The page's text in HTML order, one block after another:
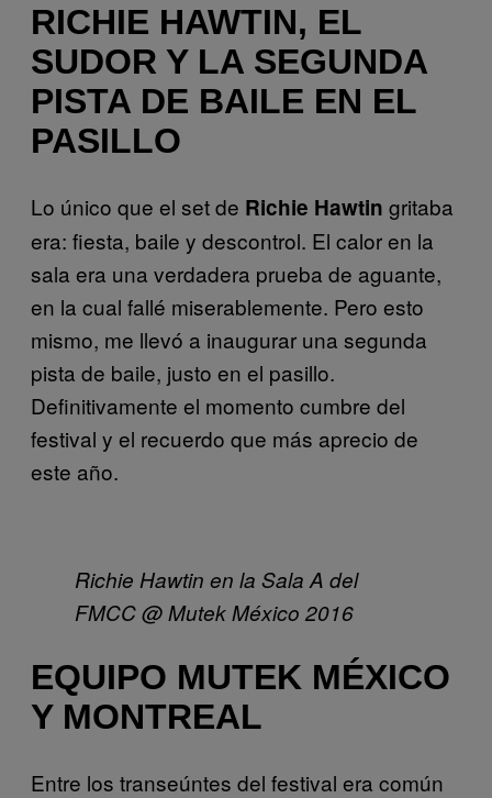
RICHIE HAWTIN, EL
SUDOR Y LA SEGUNDA
PISTA DE BAILE EN EL
PASILLO
Lo único que el set de Richie Hawtin gritaba
era: fiesta, baile y descontrol. El calor en la
sala era una verdadera prueba de aguante,
en la cual fallé miserablemente. Pero esto
mismo, me llevó a inaugurar una segunda
pista de baile, justo en el pasillo.
Definitivamente el momento cumbre del
festival y el recuerdo que más aprecio de
este año.
Richie Hawtin en la Sala A del
FMCC @Mutek México 2016
EQUIPO MUTEK MÉXICO
Y MONTREAL
Entre los transeúntes del festival era común